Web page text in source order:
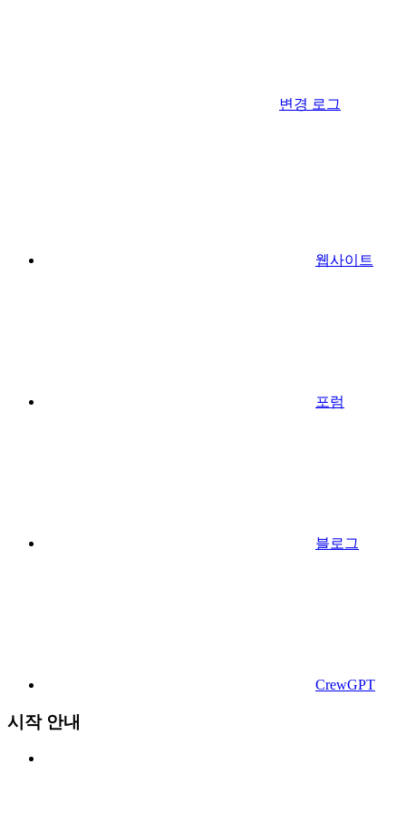
변경 로그
웹사이트
포럼
블로그
CrewGPT
시작 안내